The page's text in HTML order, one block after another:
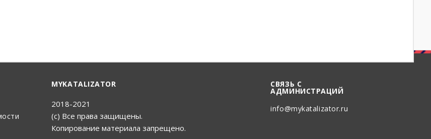
MYKATALIZATOR
2018-2021
(с) Все права защищены.
Копирование материала запрещено.
СВЯЗЬ С
АДМИНИСТРАЦИЙ
info@mykatalizator.ru